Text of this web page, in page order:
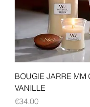
BOUGIE JARRE MM
VANILLE
価格
€34.00